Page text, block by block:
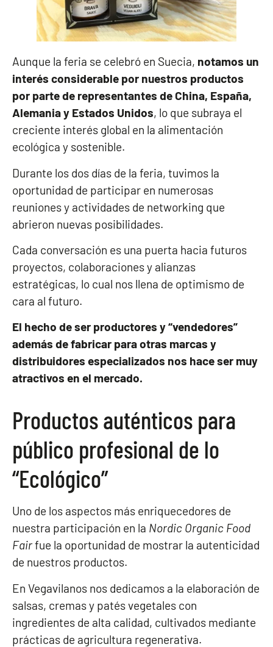
Aunque la feria se celebró en Suecia, notamos un
interés considerable por nuestros productos
por parte de representantes de China, España,
Alemania y Estados Unidos, lo que subraya el
creciente interés global en la alimentación
ecológica y sostenible.
Durante los dos días de la feria, tuvimos la
oportunidad de participar en numerosas
reuniones y actividades de networking que
abrieron nuevas posibilidades.
Cada conversación es una puerta hacia futuros
proyectos, colaboraciones y alianzas
estratégicas, lo cual nos llena de optimismo de
cara al futuro.
El hecho de ser productores y “vendedores”
además de fabricar para otras marcas y
distribuidores especializados nos hace ser muy
atractivos en el mercado.
Productos auténticos para
público profesional de lo
“Ecológico”
Uno de los aspectos más enriquecedores de
nuestra participación en la Nordic Organic Food
Fairfue la oportunidad de mostrar la autenticidad
de nuestros productos.
En Vegavilanos nos dedicamos a la elaboración de
salsas, cremas y patés vegetales con
ingredientes de alta calidad, cultivados mediante
prácticas de agricultura regenerativa.